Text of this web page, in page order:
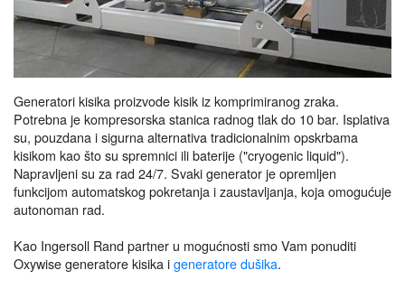
Generatori kisika proizvode kisik iz komprimiranog zraka.
Potrebna je kompresorska stanica radnog tlak do 10 bar. Isplativa
su, pouzdana i sigurna alternativa tradicionalnim opskrbama
kisikom kao što su spremnici ili baterije ("cryogenic liquid").
Napravljeni su za rad 24/7. Svaki generator je opremljen
funkcijom automatskog pokretanja i zaustavljanja, koja omogućuje
autonoman rad.
Kao Ingersoll Rand partner u mogućnosti smo Vam ponuditi
Oxywise generatore kisika igeneratore dušika.